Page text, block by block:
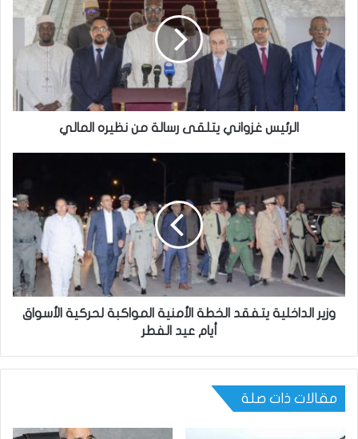
الرئيس غزواني يتلقى رسالة من نظيره المالي
وزير الداخلية يتفقد الخطة الأمنية المواكبة لحركية الأسواق
أيام عيد الفطر
مقالات ذات صلة